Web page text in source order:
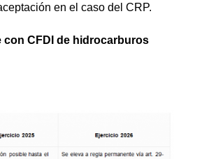
en el caso del CRP.
con CFDI de hidrocarburos